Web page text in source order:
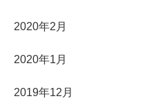
2020年2月
2020年1月
2019年12月